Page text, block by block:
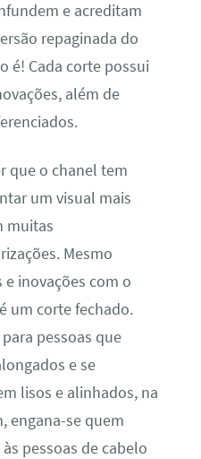
e acreditam
repaginada do
é! Cada corte possui
além de
que o chanel tem
um visual mais
muitas
Mesmo
inovações com o
um corte fechado.
pessoas que
e se
lisos e alinhados, na
engana-se quem
pessoas de cabelo